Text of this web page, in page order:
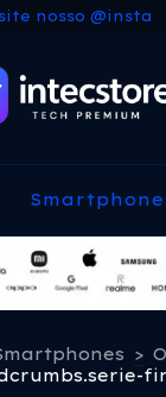
nosso @insta
>